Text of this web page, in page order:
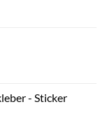
- Sticker